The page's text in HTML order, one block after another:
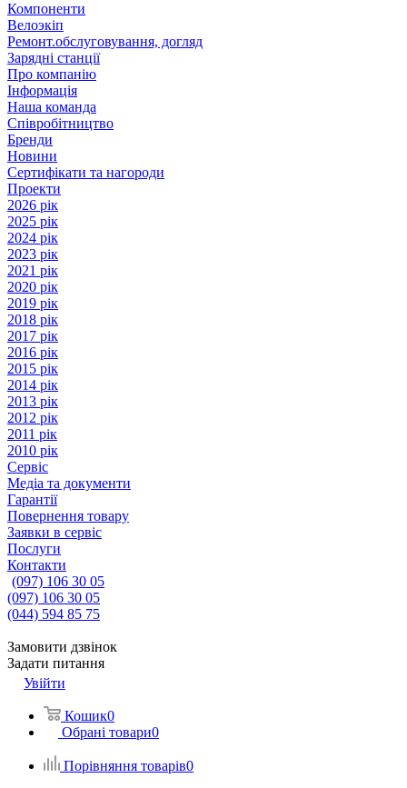
Компоненти
Велоэкіп
Ремонт.обслуговування, догляд
Зарядні станції
Про компанію
Інформація
Наша команда
Співробітництво
Бренди
Новини
Сертифікати та нагороди
Проекти
2026 рік
2025 рік
2024 рік
2023 рік
2021 рік
2020 рік
2019 рік
2018 рік
2017 рік
2016 рік
2015 рік
2014 рік
2013 рік
2012 рік
2011 рік
2010 рік
Сервіс
Медіа та документи
Гарантії
Повернення товару
Заявки в сервіс
Послуги
Контакти
(097) 106 30 05
(097) 106 30 05
(044) 594 85 75
Замовити дзвінок
Задати питання
Увійти
Кошик0
Обрані товари0
Порівняння товарів0